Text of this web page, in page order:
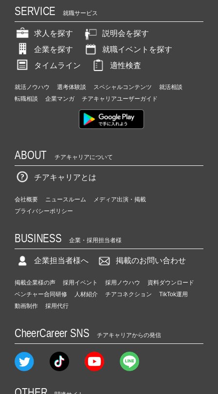
SERVICE 就職サービス
求人を探す
説明会を探す
企業を探す
就職イベントを探す
タイムライン
適性検査
就活ノウハウ 選考体験談 スペシャルコンテンツ
就活相談
転職相談
企業マンガ チアキャリアユーザーガイド
ABOUT チアキャリアについて
チアキャリアとは
会社概要 ニュースルーム
メディア出演・掲載
プライバシーポリシー
BUSINESS 企業・採用担当者様
企業担当者様へ 掲載のお問い合わせ
掲載企業様の声 採用イベント 採用ノウハウ
資料ダウンロード
ベンチャー合同研修
人材紹介 チアコネクション
TikTok運用
動画制作
採用代行
CheerCareer SNS チアキャリアからの発信